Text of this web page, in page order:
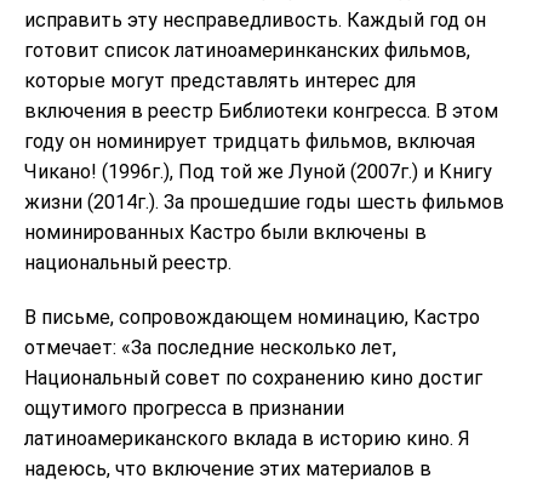
исправить эту несправедливость. Каждый год он
готовит список латиноамеринканских фильмов,
которые могут представлять интерес для
включения в реестр Библиотеки конгресса. В этом
году он номинирует тридцать фильмов, включая
Чикано! (1996г.), Под той же Луной (2007г.) и Книгу
жизни (2014г.). За прошедшие годы шесть фильмов
номинированных Кастро были включены в
национальный реестр.
В письме, сопровождающем номинацию, Кастро
отмечает: «За последние несколько лет,
Национальный совет по сохранению кино достиг
ощутимого прогресса в признании
латиноамериканского вклада в историю кино. Я
надеюсь, что включение этих материалов в